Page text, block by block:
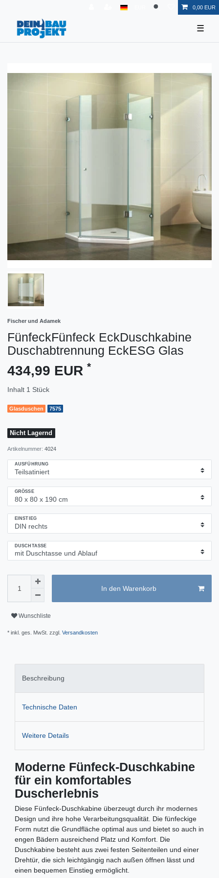
0,00 EUR
☰
Fischer und Adamek
FünfeckFünfeck EckDuschkabine
Duschabtrennung EckESG Glas
434,99 EUR *
Inhalt 1 Stück
Glasduschen 7575
Nicht Lagernd
Artikelnummer: 4024
AUSFÜHRUNG
GRÖSSE
EINSTIEG
DUSCHTASSE
In den Warenkorb
Wunschliste
* inkl. ges. MwSt. zzgl. Versandkosten
Beschreibung
Technische Daten
Weitere Details
Moderne Fünfeck-Duschkabine
für ein komfortables
Duscherlebnis
Diese Fünfeck-Duschkabine überzeugt durch ihr modernes
Design und ihre hohe Verarbeitungsqualität. Die fünfeckige
Form nutzt die Grundfläche optimal aus und bietet so auch in
engen Bädern ausreichend Platz und Komfort. Die
Duschkabine besteht aus zwei festen Seitenteilen und einer
Drehtür, die sich leichtgängig nach außen öffnen lässt und
einen bequemen Einstieg ermöglicht.